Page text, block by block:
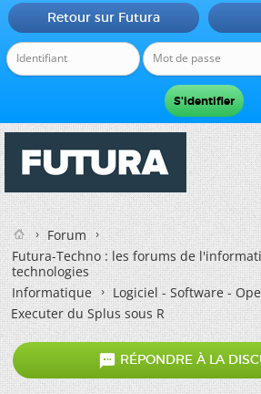
Retour sur Futura
Forum
Futura-Techno : les forums de
technologies
Informatique
Logiciel - Software -
Executer du Splus sous R
 RÉPONDRE À LA